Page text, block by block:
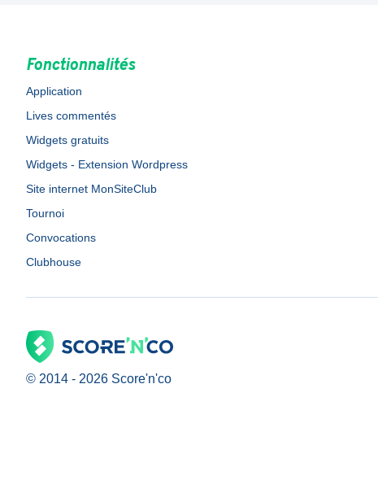
Fonctionnalités
Application
Lives commentés
Widgets gratuits
Widgets - Extension Wordpress
Site internet MonSiteClub
Tournoi
Convocations
Clubhouse
© 2014 - 2026 Score'n'co